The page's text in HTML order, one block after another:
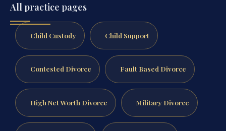
All practice pages
Child Custody Child Support
Contested Divorce Fault Based Divorce
High Net Worth Divorce Military Divorce